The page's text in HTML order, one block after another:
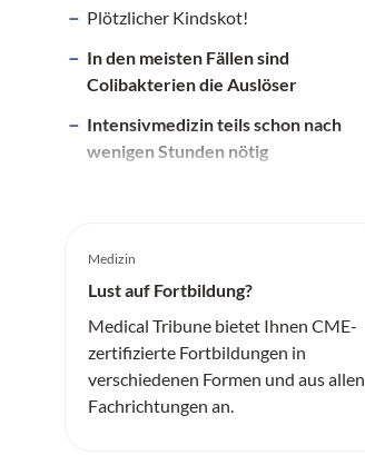
Plötzlicher Kindskot!
In den meisten Fällen sind
Colibakterien die Auslöser
Intensivmedizin teils schon nach
wenigen Stunden nötig
Medizin
Lust auf Fortbildung?
Medical Tribune bietet Ihnen CME-
zertifizierte Fortbildungen in
verschiedenen Formen und aus allen
Fachrichtungen an.